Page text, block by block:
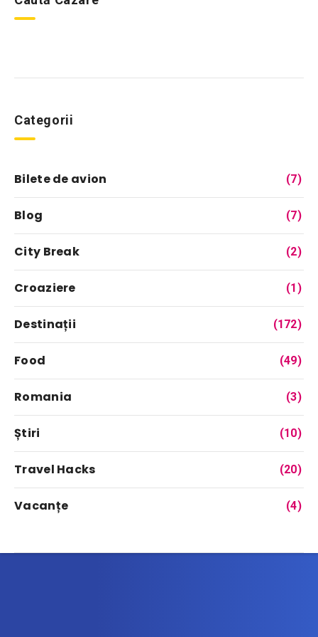
Categorii
Bilete de avion (7)
Blog (7)
City Break (2)
Croaziere (1)
Destinații (172)
Food (49)
Romania (3)
Știri (10)
Travel Hacks (20)
Vacanțe (4)